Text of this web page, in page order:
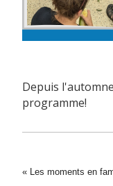
Depuis
programme!
« Les moments en